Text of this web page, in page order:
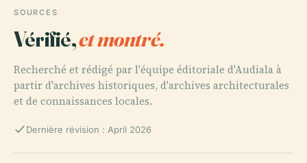
SOURCES
Vérifié,et montré.
Recherché et rédigé par l'équipe éditoriale d'Audiala à
partir d'archives historiques, d'archives architecturales
et de connaissances locales.
Dernière révision : April 2026